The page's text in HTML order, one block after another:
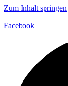
Zum Inhalt springen
Facebook